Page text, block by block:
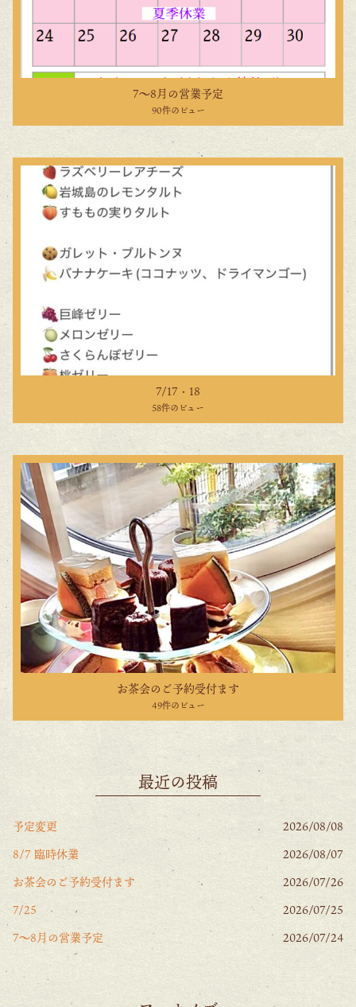
7〜8月の営業予定
90件のビュー
7/17・18
58件のビュー
お茶会のご予約受付ます
49件のビュー
最近の投稿
予定変更
2026/08/08
8/7 臨時休業
2026/08/07
お茶会のご予約受付ます
2026/07/26
7/25
2026/07/25
7〜8月の営業予定
2026/07/24